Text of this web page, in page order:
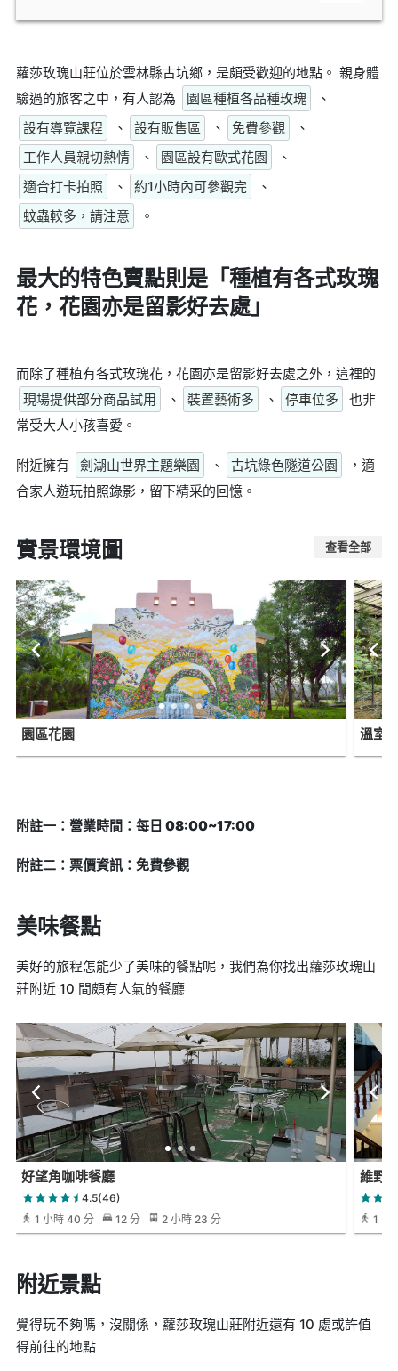
蘿莎玫瑰山莊位於雲林縣古坑鄉，是頗受歡迎的地點。 親身體
驗過的旅客之中，有人認為
園區種植各品種玫瑰
、
設有導覽課程
、 設有販售區 、 免費參觀
、
工作人員親切熱情
、 園區設有歐式花園
、
適合打卡拍照
、 約1小時內可參觀完
、
蚊蟲較多，請注意
。
最大的特色賣點則是「種植有各式玫瑰
花，花園亦是留影好去處」
而除了種植有各式玫瑰花，花園亦是留影好去處之外，這裡的
現場提供部分商品試用
、 裝置藝術多 、 停車位多
也非
常受大人小孩喜愛。
附近擁有 劍湖山世界主題樂園 、 古坑綠色隧道公園
，適
合家人遊玩拍照錄影，留下精采的回憶。
實景環境圖 查看全部
園區花園 溫室
附註一：營業時間：每日 08:00~17:00
附註二：票價資訊：免費參觀
美味餐點
美好的旅程怎能少了美味的餐點呢，我們為你找出蘿莎玫瑰山
莊附近 10 間頗有人氣的餐廳
好望角咖啡餐廳
4.5(46)
1 小時 40 分
12 分 2 小時 23 分
維野
1 小
附近景點
覺得玩不夠嗎，沒關係，蘿莎玫瑰山莊附近還有 10 處或許值
得前往的地點